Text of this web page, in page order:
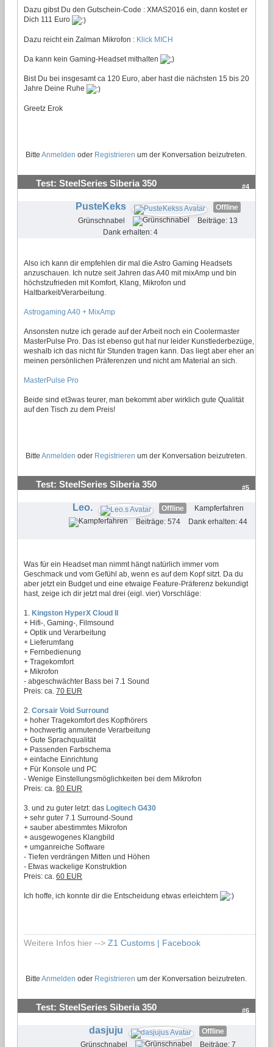
Dazu gibst Du den Gutschein-Code : XMAS2016 ein, dann kostet er
Dich 111 Euro
Dazu reicht ein Zalman Mikrofon : Klick MICH
Da kann kein Gaming-Headset mithalten
Bist Du bei insgesamt ca 120 Euro, aber hast die nächsten 15 bis 20
Jahre Deine Ruhe
Greetz Erok
Bitte Anmelden oder Registrieren um der Konversation beizutreten.
Test: SteelSeries Siberia 350 #4
PusteKeks
Offline
Grünschnabel
Beiträge: 13
Dank erhalten: 4
Also ich kann dir empfehlen dir mal die Astro Gaming Headsets
anzuschauen. Ich nutze seit Jahren das A40 mit mixAmp und bin
höchstzufrieden mit Komfort, Klang, Mikrofon und
Haltbarkeit/Verarbeitung.
Astrogaming A40 + MixAmp
Ansonsten nutze ich gerade auf der Arbeit noch ein Coolermaster
MasterPulse Pro. Das ist ebenso gut hat nur leider Kunstlederbezüge,
weshalb ich das nicht für Stunden tragen kann. Das liegt aber eher an
meinen persönlichen Präferenzen und nicht am Material an sich.
MasterPulse Pro
Beide sind et3was teurer, man bekommt aber wirklich gute Qualität
auf den Tisch zu dem Preis!
Bitte Anmelden oder Registrieren um der Konversation beizutreten.
Test: SteelSeries Siberia 350 #5
Leo. Offline
Kampferfahren
Beiträge: 574
Dank erhalten: 44
Was für ein Headset man nimmt hängt natürlich immer vom
Geschmack und vom Gefühl ab, wenn es auf dem Kopf sitzt. Da du
aber jetzt ein Budget und eine etwaige Feature-Präferenz bekundigt
hast, zeige ich dir jetzt mal drei (eigl. vier) Vorschläge:
1. Kingston HyperX Cloud II
+ Hifi-, Gaming-, Filmsound
+ Optik und Verarbeitung
+ Lieferumfang
+ Fernbedienung
+ Tragekomfort
+ Mikrofon
- abgeschwächter Bass bei 7.1 Sound
Preis: ca. 70 EUR
2. Corsair Void Surround
+ hoher Tragekomfort des Kopfhörers
+ hochwertig anmutende Verarbeitung
+ Gute Sprachqualität
+ Passenden Farbschema
+ einfache Einrichtung
+ Für Konsole und PC
- Wenige Einstellungsmöglichkeiten bei dem Mikrofon
Preis: ca. 80 EUR
3. und zu guter letzt: das Logitech G430
+ sehr guter 7.1 Surround-Sound
+ sauber abestimmtes Mikrofon
+ ausgewogenes Klangbild
+ umganreiche Software
- Tiefen verdrängen Mitten und Höhen
- Etwas wackelige Konstruktion
Preis: ca. 60 EUR
Ich hoffe, ich konnte dir die Entscheidung etwas erleichtern
Weitere Infos hier --> Z1 Customs | Facebook
Bitte Anmelden oder Registrieren um der Konversation beizutreten.
Test: SteelSeries Siberia 350 #6
dasjuju
Offline
Grünschnabel
Beiträge: 7